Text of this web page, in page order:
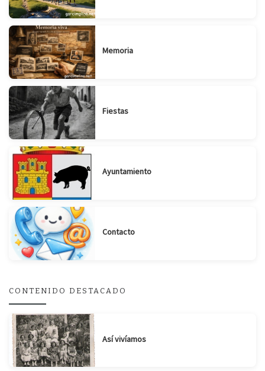
Memoria
Fiestas
Ayuntamiento
Contacto
CONTENIDO DESTACADO
Así vivíamos